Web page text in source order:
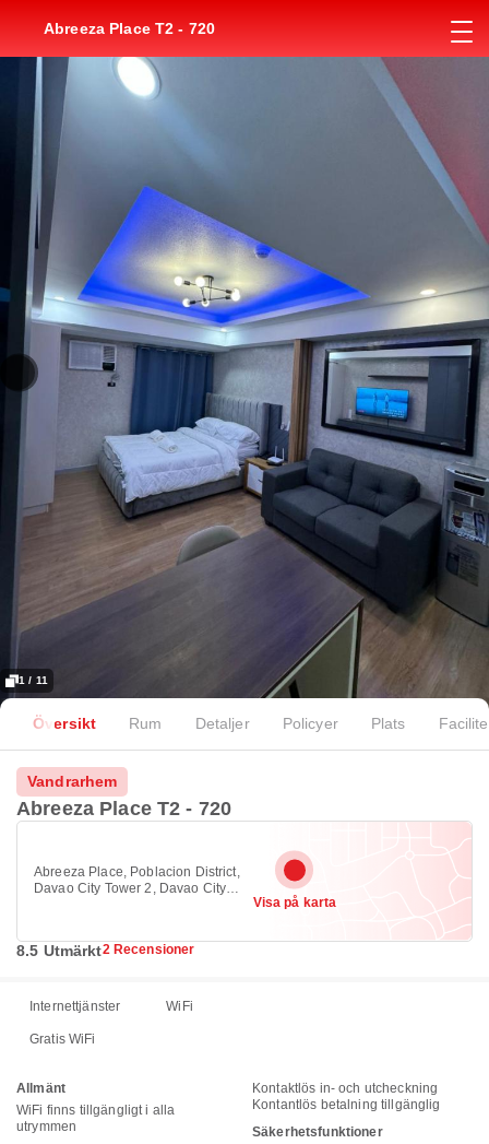
Abreeza Place T2 - 720
1 / 11
Översikt Rum Detaljer Policyer Plats
Vandrarhem
Abreeza Place T2 - 720
Abreeza Place, Poblacion District,
Davao City Tower 2, Davao City
Visa på karta
8.5 Utmärkt2 Recensioner
Internettjänster WiFi
Gratis WiFi
Allmänt
WiFi finns tillgängligt i alla
utrymmen
Kontaktlös in- och utcheckning
Kontantlös betalning tillgänglig
Säkerhetsfunktioner